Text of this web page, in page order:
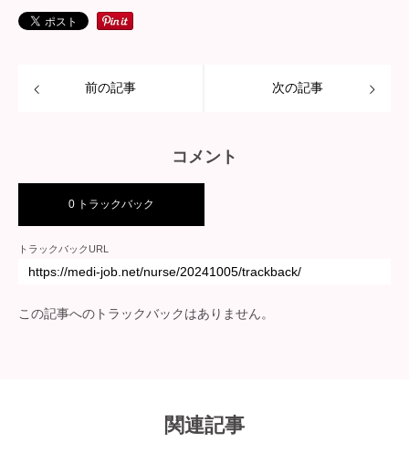
前の記事 次の記事
コメント
0 トラックバック
トラックバックURL
この記事へのトラックバックはありません。
関連記事